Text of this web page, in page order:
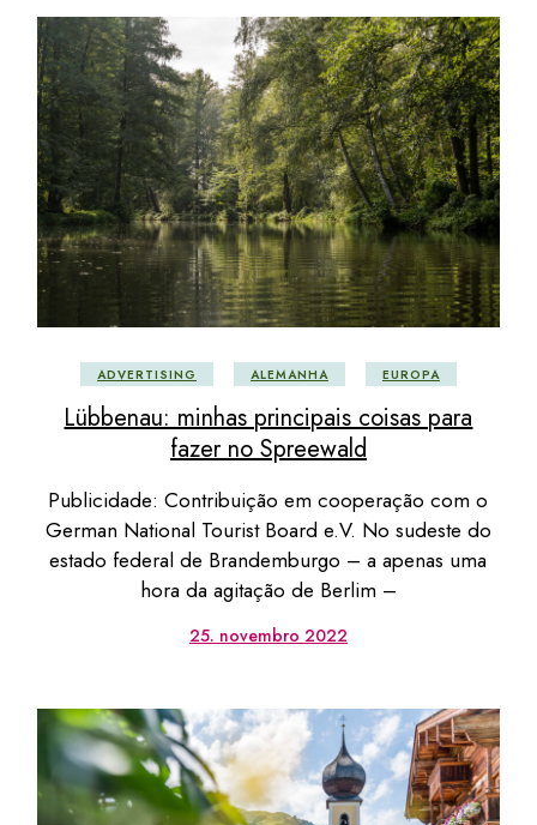
ADVERTISING ALEMANHA EUROPA
Lübbenau: minhas principais coisas para
fazer no Spreewald
Publicidade: Contribuição em cooperação com o
German National Tourist Board e.V. No sudeste do
estado federal de Brandemburgo – a apenas uma
hora da agitação de Berlim –
25. novembro 2022